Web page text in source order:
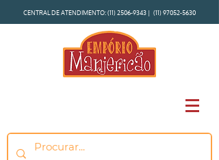
CENTRAL DE ATENDIMENTO:(11) 2506-9343 | (11) 97052-5630